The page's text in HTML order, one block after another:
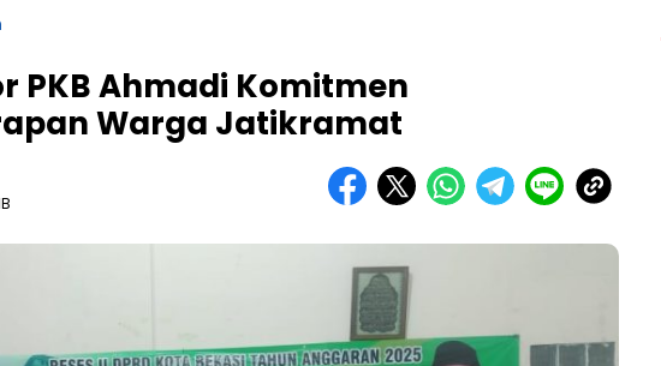
PKB Ahmadi Komitmen
Warga Jatikramat